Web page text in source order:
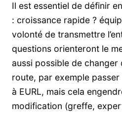
Il est essentiel de définir
: croissance rapide ?
volonté de transmettre
questions orienteront le
aussi possible de
route, par exemple
à EURL, mais cela
modification (greffe,